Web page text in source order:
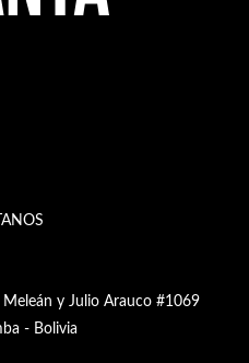
y Julio Arauco #1069
- Bolivia